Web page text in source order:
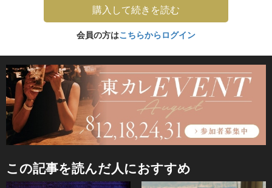
購入して続きを読む
会員の方はこちらからログイン
この記事を読んだ人におすすめ